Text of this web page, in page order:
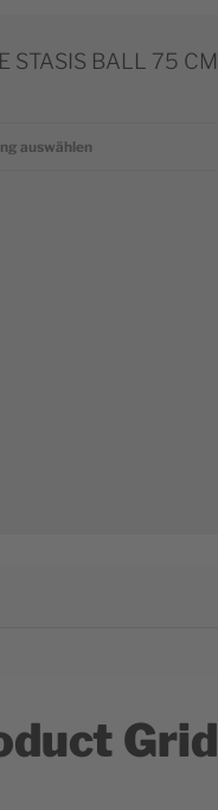
STASIS BALL 75 CM
auswählen
Grid